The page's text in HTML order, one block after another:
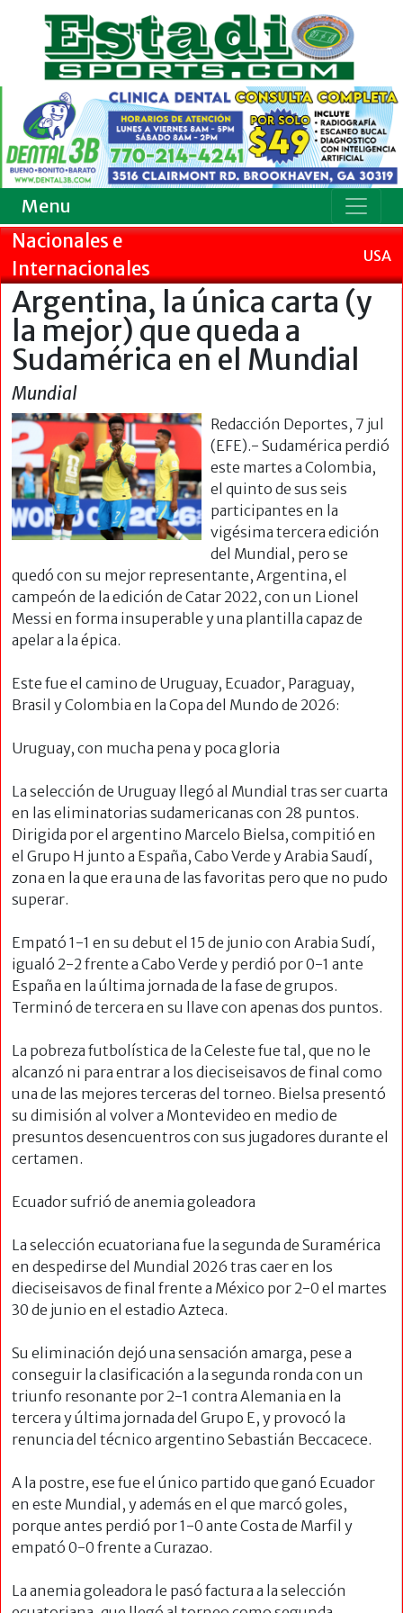
Menu
Nacionales e
Internacionales
USA
Argentina, la única carta (y
la mejor) que queda a
Sudamérica en el Mundial
Mundial
Redacción Deportes, 7 jul
(EFE).- Sudamérica perdió
este martes a Colombia,
el quinto de sus seis
participantes en la
vigésima tercera edición
del Mundial, pero se
quedó con su mejor representante, Argentina, el
campeón de la edición de Catar 2022, con un Lionel
Messi en forma insuperable y una plantilla capaz de
apelar a la épica.
Este fue el camino de Uruguay, Ecuador, Paraguay,
Brasil y Colombia en la Copa del Mundo de 2026:
Uruguay, con mucha pena y poca gloria
La selección de Uruguay llegó al Mundial tras ser cuarta
en las eliminatorias sudamericanas con 28 puntos.
Dirigida por el argentino Marcelo Bielsa, compitió en
el Grupo H junto a España, Cabo Verde y Arabia Saudí,
zona en la que era una de las favoritas pero que no pudo
superar.
Empató 1-1 en su debut el 15 de junio con Arabia Sudí,
igualó 2-2 frente a Cabo Verde y perdió por 0-1 ante
España en la última jornada de la fase de grupos.
Terminó de tercera en su llave con apenas dos puntos.
La pobreza futbolística de la Celeste fue tal, que no le
alcanzó ni para entrar a los dieciseisavos de final como
una de las mejores terceras del torneo. Bielsa presentó
su dimisión al volver a Montevideo en medio de
presuntos desencuentros con sus jugadores durante el
certamen.
Ecuador sufrió de anemia goleadora
La selección ecuatoriana fue la segunda de Suramérica
en despedirse del Mundial 2026 tras caer en los
dieciseisavos de final frente a México por 2-0 el martes
30 de junio en el estadio Azteca.
Su eliminación dejó una sensación amarga, pese a
conseguir la clasificación a la segunda ronda con un
triunfo resonante por 2-1 contra Alemania en la
tercera y última jornada del Grupo E, y provocó la
renuncia del técnico argentino Sebastián Beccacece.
A la postre, ese fue el único partido que ganó Ecuador
en este Mundial, y además en el que marcó goles,
porque antes perdió por 1-0 ante Costa de Marfil y
empató 0-0 frente a Curazao.
La anemia goleadora le pasó factura a la selección